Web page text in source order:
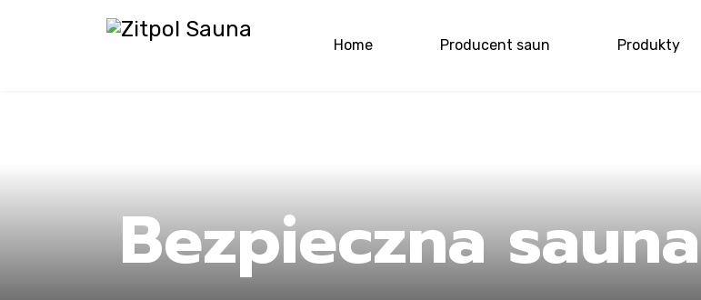
Home Producent saun Produkty
Home
Bezpieczna sauna